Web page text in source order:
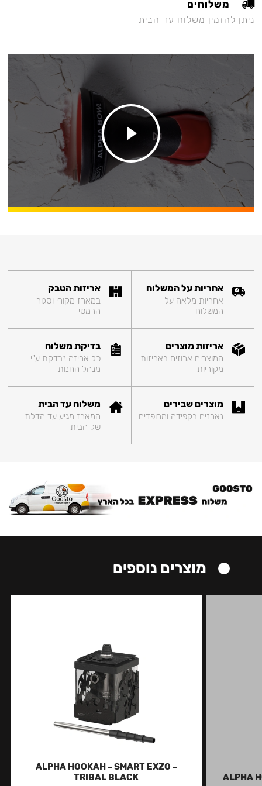
משלוחים
ניתן להזמין משלוח עד הבית
אחריות על המשלוח
אחריות מלאה על
המשלוח
אריזות הטבק
במארז מקורי וסגור
הרמטי
אריזות מוצרים
המוצרים ארוזים באריזות
מקוריות
בדיקת משלוח
כל אריזה נבדקת ע"י
מנהל החנות
מוצרים שבירים
נארזים בקפידה ומרופדים
משלוח עד הבית
המארז מגיע עד הדלת
של הבית
מוצרים נוספים
ALPHA
ALPHA HOOKAH – SMART EXZO –
TRIBAL BLACK